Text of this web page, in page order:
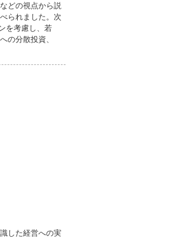
どの視点から説
られました。次
を考慮し、若
の分散投資、
した経営への実